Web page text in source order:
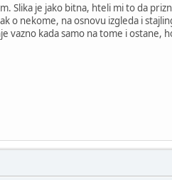
Slika je jako bitna, hteli mi to da
o nekome, na osnovu izgleda i
vazno kada samo na tome i